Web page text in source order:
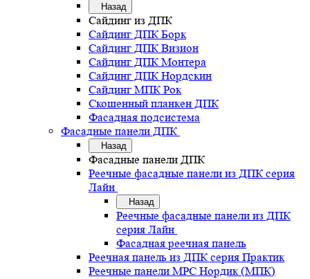
Назад
Сайдинг из ДПК
Сайдинг ДПК Борк
Сайдинг ДПК Визион
Сайдинг ДПК Монтера
Сайдинг ДПК Нордскин
Сайдинг МПК Рок
Скошенный планкен ДПК
Фасадная подсистема
Фасадные панели ДПК
Назад
Фасадные панели ДПК
Реечные фасадные панели из ДПК серия
Лайн
Назад
Реечные фасадные панели из ДПК
серия Лайн
Фасадная реечная панель
Реечная панель из ДПК серия Практик
Реечные панели MPC Нордик (МПК)